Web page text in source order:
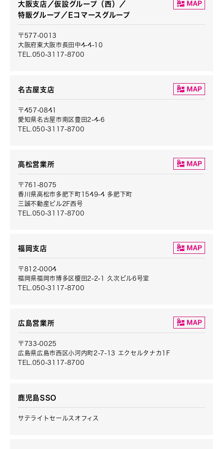
大阪支店／仮設グループ（西）／
特販グループ／Eコマースグループ
〒577-0013
大阪府東大阪市長田中4-4-10
TEL.050-3117-8700
名古屋支店
〒457-0841
愛知県名古屋市南区豊田2-4-6
TEL.050-3117-8700
高松営業所
〒761-8075
香川県高松市多肥下町1549-4 多肥下町
三誠不動産ビル2F西号
TEL.050-3117-8700
福岡支店
〒812-0004
福岡県福岡市博多区榎田2-2-1 久次ビル6号室
TEL.050-3117-8700
広島営業所
〒733-0025
広島県広島市西区小河内町2-7-13 エクセルタナカ1F
TEL.050-3117-8700
鹿児島SSO
サテライトセールスオフィス